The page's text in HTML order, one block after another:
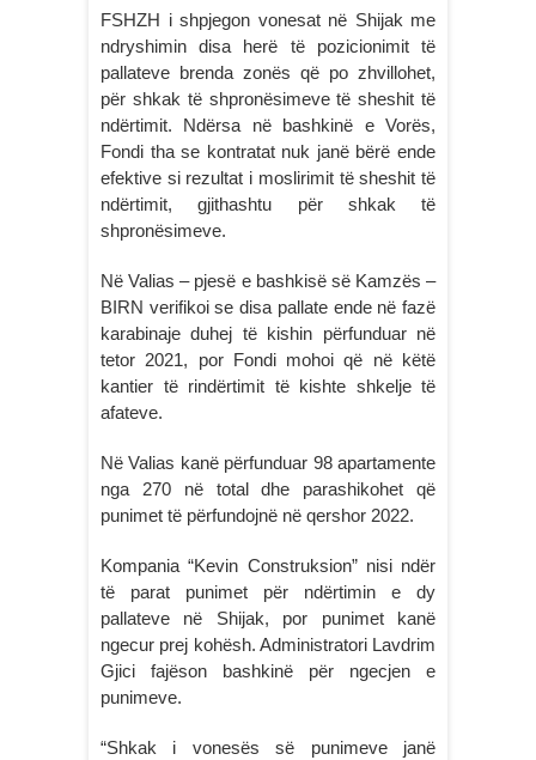
FSHZH i shpjegon vonesat në Shijak me
ndryshimin disa herë të pozicionimit të
pallateve brenda zonës që po zhvillohet,
për shkak të shpronësimeve të sheshit të
ndërtimit. Ndërsa në bashkinë e Vorës,
Fondi tha se kontratat nuk janë bërë ende
efektive si rezultat i moslirimit të sheshit të
ndërtimit, gjithashtu për shkak të
shpronësimeve.
Në Valias – pjesë e bashkisë së Kamzës –
BIRN verifikoi se disa pallate ende në fazë
karabinaje duhej të kishin përfunduar në
tetor 2021, por Fondi mohoi që në këtë
kantier të rindërtimit të kishte shkelje të
afateve.
Në Valias kanë përfunduar 98 apartamente
nga 270 në total dhe parashikohet që
punimet të përfundojnë në qershor 2022.
Kompania “Kevin Construksion” nisi ndër
të parat punimet për ndërtimin e dy
pallateve në Shijak, por punimet kanë
ngecur prej kohësh. Administratori Lavdrim
Gjici fajëson bashkinë për ngecjen e
punimeve.
“Shkak i vonesës së punimeve janë